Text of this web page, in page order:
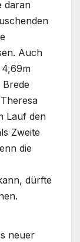
daran
Auch
4,69m
Lauf den
Zweite
die
dürfte
neuer